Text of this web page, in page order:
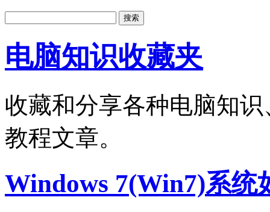
电脑知识收藏夹
收藏和分享各种电脑知
教程文章。
Windows 7(Win7)系统